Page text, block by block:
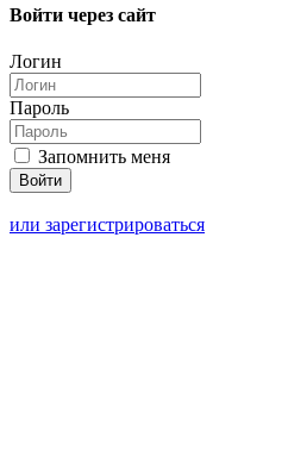
Войти через сайт
Логин
Пароль
Запомнить меня
или зарегистрироваться